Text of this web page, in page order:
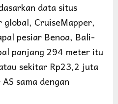
data situs
CruiseMapper,
pesiar Benoa, Bali-
panjang 294 meter itu
sekitar Rp23,2 juta
sama dengan